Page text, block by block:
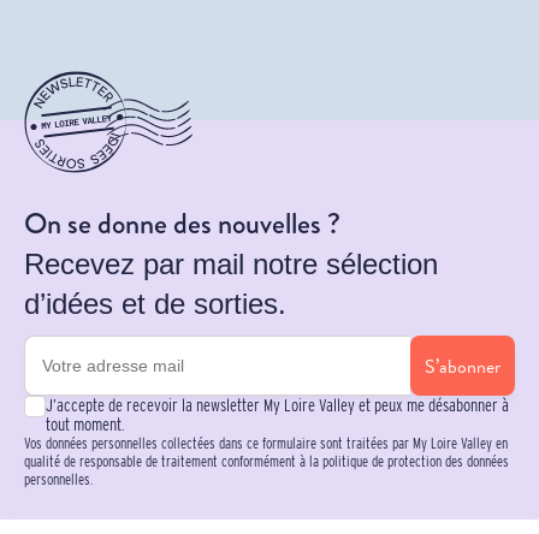
On se donne des nouvelles ?
Recevez par mail notre sélection
d’idées et de sorties.
S’abonner
J’accepte de recevoir la newsletter My Loire Valley et peux me désabonner à
tout moment.
Vos données personnelles collectées dans ce formulaire sont traitées par My Loire Valley en
qualité de responsable de traitement conformément à la politique de protection des données
personnelles.